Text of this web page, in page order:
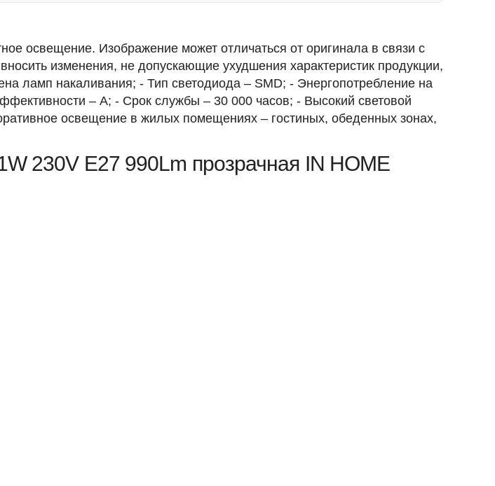
освещение. Изображение может отличаться от оригинала в связи с
изменения, не допускающие ухудшения характеристик продукции,
ламп накаливания; - Тип светодиода – SMD; - Энергопотребление на
– А; - Срок службы – 30 000 часов; - Высокий световой
освещение в жилых помещениях – гостиных, обеденных зонах,
230V Е27 990Lm прозрачная IN HOME